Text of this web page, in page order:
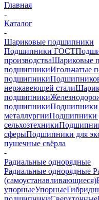
Главная
-
Каталог
-
Шариковые подшипники
Подшипники ГОСТ
производстваШариковые
подшипникиИгольчатые
подшипники
нержавеющей стали
подшипники
подшипникиПодшипники
металлургииПодшипники
сельхозтехники
сферыПодшипники для
пушечные свёрла
-
Радиальные однорядные
Радиальные однорядные
(самоустанавливающиеся)
упорныеУпорные